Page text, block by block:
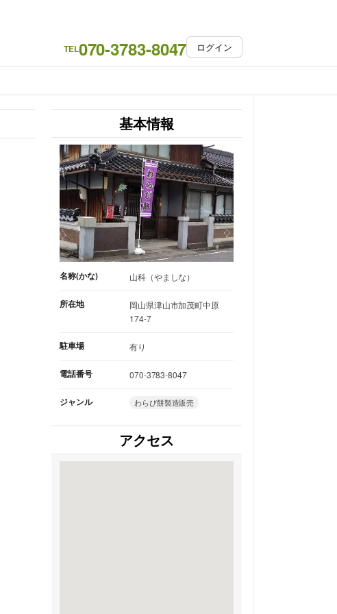
TEL070-3783-8047 ログイン
基本情報
名称(かな) 山科（やましな）
所在地
岡山県津山市加茂町中原
174-7
駐車場 有り
電話番号 070-3783-8047
ジャンル わらび餅製造販売
アクセス